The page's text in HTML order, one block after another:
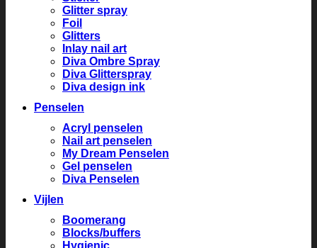
Glitter spray
Foil
Glitters
Inlay nail art
Diva Ombre Spray
Diva Glitterspray
Diva design ink
Penselen
Acryl penselen
Nail art penselen
My Dream Penselen
Gel penselen
Diva Penselen
Vijlen
Boomerang
Blocks/buffers
Hygienic